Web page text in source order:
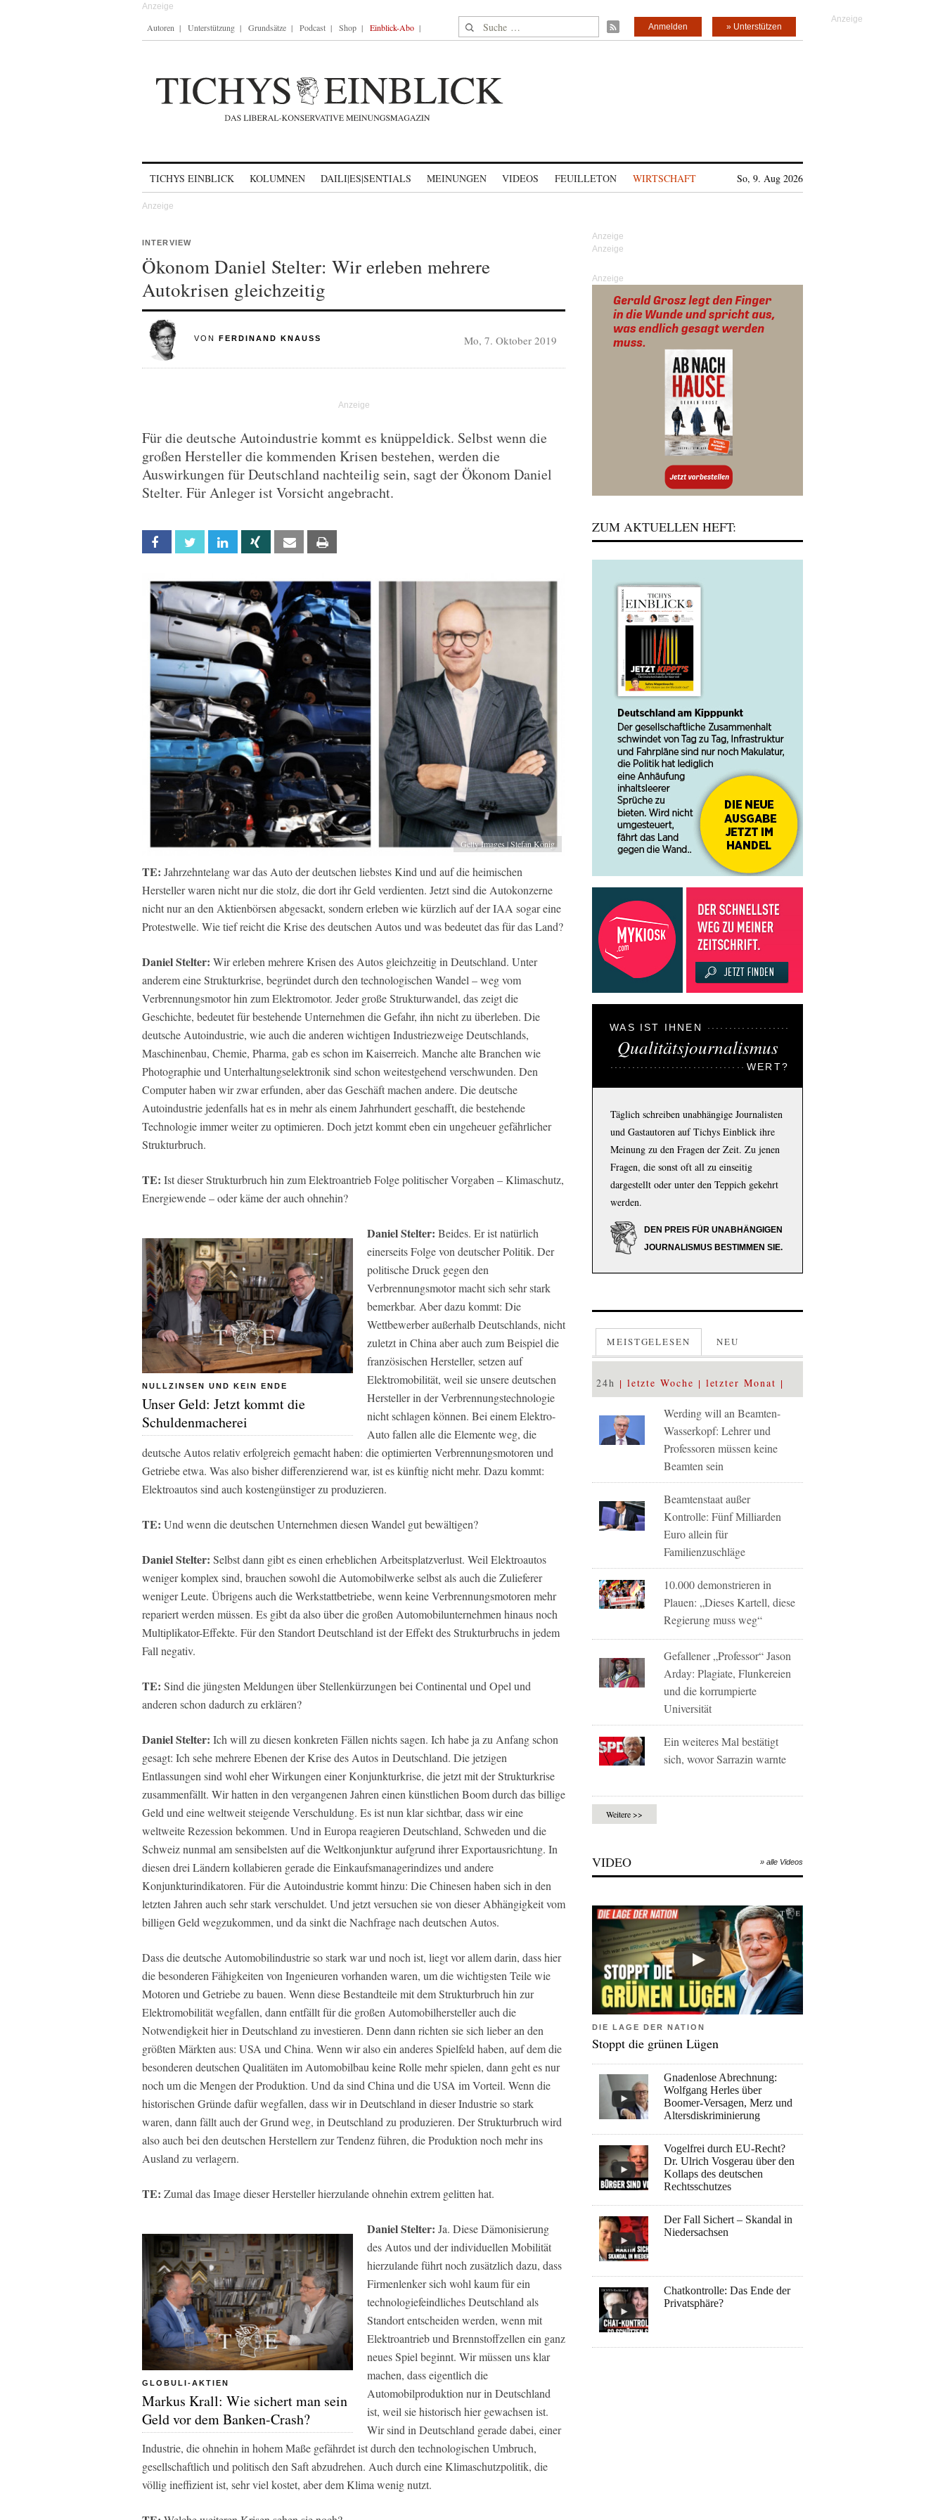
Autoren Unterstützung Grundsätze Podcast Shop Einblick-Abo Suche nach: » Unterstützen
Anmelden
TICHYS EINBLICK KOLUMNEN DAILI|ES|SENTIALS MEINUNGEN VIDEOS FEUILLETON WIRTSCHAFT So, 9. Aug 2026
INTERVIEW
Ökonom Daniel Stelter: Wir erleben mehrere
Autokrisen gleichzeitig
VON FERDINAND KNAUSS Mo, 7. Oktober 2019
Für die deutsche Autoindustrie kommt es knüppeldick. Selbst wenn die
großen Hersteller die kommenden Krisen bestehen, werden die
Auswirkungen für Deutschland nachteilig sein, sagt der Ökonom Daniel
Stelter. Für Anleger ist Vorsicht angebracht.
Facebook Twitter Linkedin Xing Email
Getty Images | Stefan König
TE: Jahrzehntelang war das Auto der deutschen liebstes Kind und auf die heimischen
Hersteller waren nicht nur die stolz, die dort ihr Geld verdienten. Jetzt sind die Autokonzerne
nicht nur an den Aktienbörsen abgesackt, sondern erleben wie kürzlich auf der IAA sogar eine
Protestwelle. Wie tief reicht die Krise des deutschen Autos und was bedeutet das für das Land?
Daniel Stelter: Wir erleben mehrere Krisen des Autos gleichzeitig in Deutschland. Unter
anderem eine Strukturkrise, begründet durch den technologischen Wandel – weg vom
Verbrennungsmotor hin zum Elektromotor. Jeder große Strukturwandel, das zeigt die
Geschichte, bedeutet für bestehende Unternehmen die Gefahr, ihn nicht zu überleben. Die
deutsche Autoindustrie, wie auch die anderen wichtigen Industriezweige Deutschlands,
Maschinenbau, Chemie, Pharma, gab es schon im Kaiserreich. Manche alte Branchen wie
Photographie und Unterhaltungselektronik sind schon weitestgehend verschwunden. Den
Computer haben wir zwar erfunden, aber das Geschäft machen andere. Die deutsche
Autoindustrie jedenfalls hat es in mehr als einem Jahrhundert geschafft, die bestehende
Technologie immer weiter zu optimieren. Doch jetzt kommt eben ein ungeheuer gefährlicher
Strukturbruch.
TE: Ist dieser Strukturbruch hin zum Elektroantrieb Folge politischer Vorgaben – Klimaschutz,
Energiewende – oder käme der auch ohnehin?
NULLZINSEN UND KEIN ENDE
Unser Geld: Jetzt kommt die
Schuldenmacherei
Daniel Stelter: Beides. Er ist natürlich
einerseits Folge von deutscher Politik. Der
politische Druck gegen den
Verbrennungsmotor macht sich sehr stark
bemerkbar. Aber dazu kommt: Die
Wettbewerber außerhalb Deutschlands, nicht
zuletzt in China aber auch zum Beispiel die
französischen Hersteller, setzen auf
Elektromobilität, weil sie unsere deutschen
Hersteller in der Verbrennungstechnologie
nicht schlagen können. Bei einem Elektro-
Auto fallen alle die Elemente weg, die
deutsche Autos relativ erfolgreich gemacht haben: die optimierten Verbrennungsmotoren und
Getriebe etwa. Was also bisher differenzierend war, ist es künftig nicht mehr. Dazu kommt:
Elektroautos sind auch kostengünstiger zu produzieren.
TE: Und wenn die deutschen Unternehmen diesen Wandel gut bewältigen?
Daniel Stelter: Selbst dann gibt es einen erheblichen Arbeitsplatzverlust. Weil Elektroautos
weniger komplex sind, brauchen sowohl die Automobilwerke selbst als auch die Zulieferer
weniger Leute. Übrigens auch die Werkstattbetriebe, wenn keine Verbrennungsmotoren mehr
repariert werden müssen. Es gibt da also über die großen Automobilunternehmen hinaus noch
Multiplikator-Effekte. Für den Standort Deutschland ist der Effekt des Strukturbruchs in jedem
Fall negativ.
TE: Sind die jüngsten Meldungen über Stellenkürzungen bei Continental und Opel und
anderen schon dadurch zu erklären?
Daniel Stelter: Ich will zu diesen konkreten Fällen nichts sagen. Ich habe ja zu Anfang schon
gesagt: Ich sehe mehrere Ebenen der Krise des Autos in Deutschland. Die jetzigen
Entlassungen sind wohl eher Wirkungen einer Konjunkturkrise, die jetzt mit der Strukturkrise
zusammenfällt. Wir hatten in den vergangenen Jahren einen künstlichen Boom durch das billige
Geld und eine weltweit steigende Verschuldung. Es ist nun klar sichtbar, dass wir eine
weltweite Rezession bekommen. Und in Europa reagieren Deutschland, Schweden und die
Schweiz nunmal am sensibelsten auf die Weltkonjunktur aufgrund ihrer Exportausrichtung. In
diesen drei Ländern kollabieren gerade die Einkaufsmanagerindizes und andere
Konjunkturindikatoren. Für die Autoindustrie kommt hinzu: Die Chinesen haben sich in den
letzten Jahren auch sehr stark verschuldet. Und jetzt versuchen sie von dieser Abhängigkeit vom
billigen Geld wegzukommen, und da sinkt die Nachfrage nach deutschen Autos.
Dass die deutsche Automobilindustrie so stark war und noch ist, liegt vor allem darin, dass hier
die besonderen Fähigkeiten von Ingenieuren vorhanden waren, um die wichtigsten Teile wie
Motoren und Getriebe zu bauen. Wenn diese Bestandteile mit dem Strukturbruch hin zur
Elektromobilität wegfallen, dann entfällt für die großen Automobilhersteller auch die
Notwendigkeit hier in Deutschland zu investieren. Denn dann richten sie sich lieber an den
größten Märkten aus: USA und China. Wenn wir also ein anderes Spielfeld haben, auf dem die
besonderen deutschen Qualitäten im Automobilbau keine Rolle mehr spielen, dann geht es nur
noch um die Mengen der Produktion. Und da sind China und die USA im Vorteil. Wenn die
historischen Gründe dafür wegfallen, dass wir in Deutschland in dieser Industrie so stark
waren, dann fällt auch der Grund weg, in Deutschland zu produzieren. Der Strukturbruch wird
also auch bei den deutschen Herstellern zur Tendenz führen, die Produktion noch mehr ins
Ausland zu verlagern.
TE: Zumal das Image dieser Hersteller hierzulande ohnehin extrem gelitten hat.
GLOBULI-AKTIEN
Markus Krall: Wie sichert man sein
Geld vor dem Banken-Crash?
Daniel Stelter: Ja. Diese Dämonisierung
des Autos und der individuellen Mobilität
hierzulande führt noch zusätzlich dazu, dass
Firmenlenker sich wohl kaum für ein
technologiefeindliches Deutschland als
Standort entscheiden werden, wenn mit
Elektroantrieb und Brennstoffzellen ein ganz
neues Spiel beginnt. Wir müssen uns klar
machen, dass eigentlich die
Automobilproduktion nur in Deutschland
ist, weil sie historisch hier gewachsen ist.
Wir sind in Deutschland gerade dabei, einer
Industrie, die ohnehin in hohem Maße gefährdet ist durch den technologischen Umbruch,
gesellschaftlich und politisch den Saft abzudrehen. Auch durch eine Klimaschutzpolitik, die
völlig ineffizient ist, sehr viel kostet, aber dem Klima wenig nutzt.
Anzeige
ZUM AKTUELLEN HEFT:
WAS IST IHNEN
Qualitätsjournalismus
WERT?
Täglich schreiben unabhängige Journalisten
und Gastautoren auf Tichys Einblick ihre
Meinung zu den Fragen der Zeit. Zu jenen
Fragen, die sonst oft all zu einseitig
dargestellt oder unter den Teppich gekehrt
werden.
DEN PREIS FÜR UNABHÄNGIGEN
JOURNALISMUS BESTIMMEN SIE.
MEISTGELESEN NEU
24h letzte Woche letzter Monat
Werding will an Beamten-
Wasserkopf: Lehrer und
Professoren müssen keine
Beamten sein
Beamtenstaat außer
Kontrolle: Fünf Milliarden
Euro allein für
Familienzuschläge
10.000 demonstrieren in
Plauen: „Dieses Kartell, diese
Regierung muss weg“
Gefallener „Professor“ Jason
Arday: Plagiate, Flunkereien
und die korrumpierte
Universität
Ein weiteres Mal bestätigt
sich, wovor Sarrazin warnte
Weitere >>
VIDEO » alle Videos
DIE LAGE DER NATION
Stoppt die grünen Lügen
Gnadenlose Abrechnung:
Wolfgang Herles über
Boomer-Versagen, Merz und
Altersdiskriminierung
Vogelfrei durch EU-Recht?
Dr. Ulrich Vosgerau über den
Kollaps des deutschen
Rechtsschutzes
Der Fall Sichert – Skandal in
Niedersachsen
Chatkontrolle: Das Ende der
Privatsphäre?